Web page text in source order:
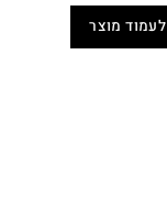
היה:
240.00 ₪.
לעמוד מוצר